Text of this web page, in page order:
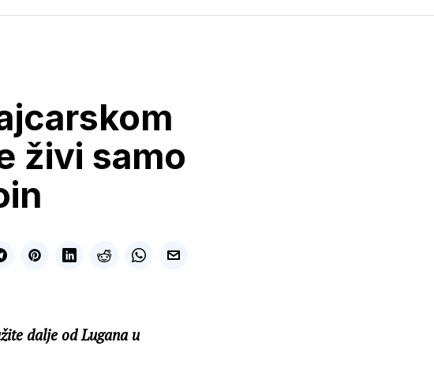
živi samo
dalje od Lugana u